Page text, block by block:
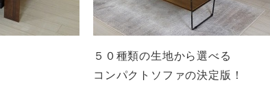
５０種類の生地から選べる
コンパクトソファの決定版！